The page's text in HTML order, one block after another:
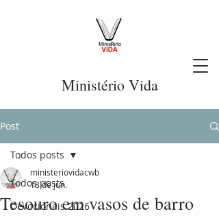
Ministério Vida
Post
Todos posts
Devocionais 2026
Todos posts
Tesouro em vasos de barro
ministeriovidacwb
18 de jun.